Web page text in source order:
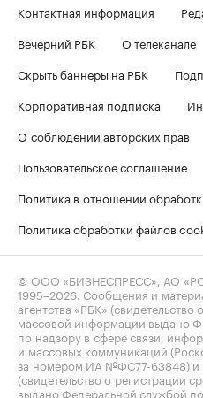
Контактная информация
Вечерний РБК
О телеканале
Скрыть баннеры на РБК
Корпоративная подписка
О соблюдении авторских прав
Пользовательское соглашение
Политика в отношении
Политика обработки файлов
© ООО «БИЗНЕСПРЕСС», АО
1995–2026 . Сообщения и
агентства «РБК» (свидетельство
массовой информации выдано
по надзору в сфере связи,
и массовых коммуникаций
за номером ИА №ФС77-63848) и
(свидетельство о регистрации
выдано Федеральной службой